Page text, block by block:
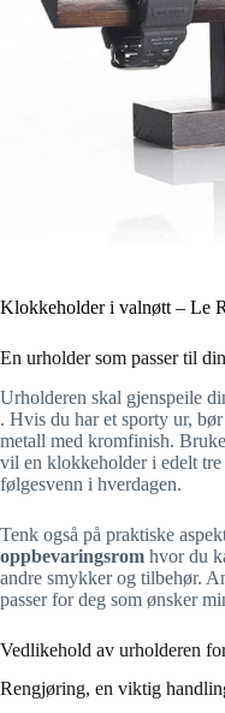
Klokkeholder i valnøtt – Le
En urholder som passer til
Urholderen skal gjenspeile
. Hvis du har et sporty ur,
metall med kromfinish.
vil en klokkeholder i edelt
følgesvenn i hverdagen.
Tenk også på praktiske
oppbevaringsrom hvor du
andre smykker og tilbehør.
passer for deg som ønsker
Vedlikehold av urholderen
Rengjøring, en viktig